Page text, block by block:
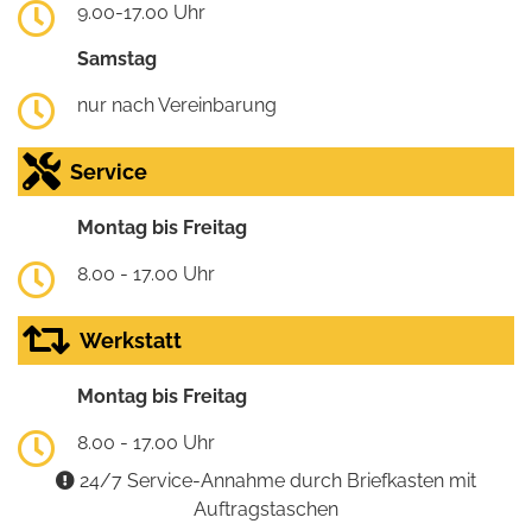
9.00-17.00 Uhr
Samstag
nur nach Vereinbarung
Service
Montag bis Freitag
8.00 - 17.00 Uhr
Werkstatt
Montag bis Freitag
8.00 - 17.00 Uhr
24/7 Service-Annahme durch Briefkasten mit
Auftragstaschen